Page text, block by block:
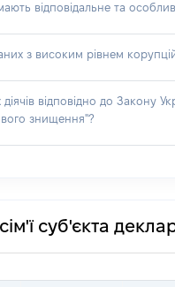
відповідальне та
з високим рівнем
відповідно до Закону
знищення"?
суб'єкта